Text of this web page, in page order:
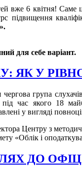
вже 6 квітня! Саме
.
для себе варіант.
ЯК У
група
час якого 18
у вигляді
Центру з
«Облік і
ДО